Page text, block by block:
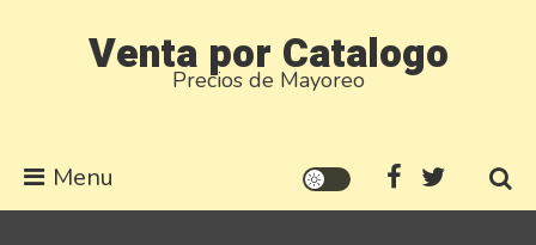
Venta por Catalogo
Precios de Mayoreo
Menu